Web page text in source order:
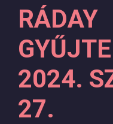
RÁDAY
2024.
27.